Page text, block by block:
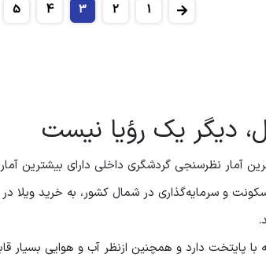
1
2
3
4
5
دیگر یک رؤیا نیست
آمار نظرسنجی گردشگری داخلی دارای بیشترین
و سرمایه‌گذاری در شمال کشور، به خرید ویلا در
با پایتخت دارد و همچنین ازنظر آب و هوایی بسیار